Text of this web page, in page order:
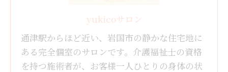
yukicoサロン
通津駅からほど近い、岩国市の静かな住宅地に
ある完全個室のサロンです。介護福祉士の資格
を持つ施術者が、お客様一人ひとりの身体の状